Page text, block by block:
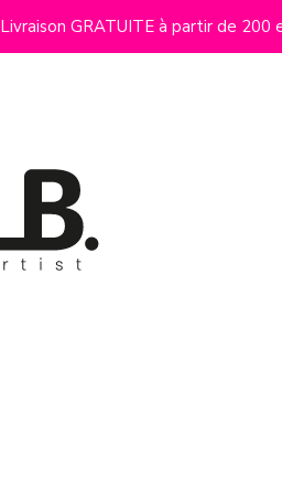
Livraison GRATUITE à partir de 200